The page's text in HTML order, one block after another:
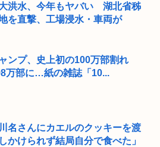
大洪水、今年もヤバい 湖北省秭
を直撃、工場浸水・車両が
ンプ、史上初の100万部割れ
万部に…紙の雑誌「10...
名さんにカエルのクッキーを渡
かけられず結局自分で食べた」